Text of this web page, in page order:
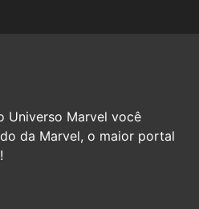
Universo Marvel você
da Marvel, o maior portal